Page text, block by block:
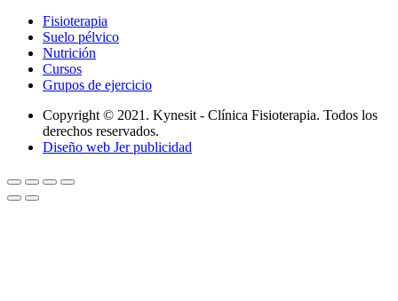
Fisioterapia
Suelo pélvico
Nutrición
Cursos
Grupos de ejercicio
Copyright © 2021. Kynesit - Clínica Fisioterapia. Todos los
derechos reservados.
Diseño web Jer publicidad